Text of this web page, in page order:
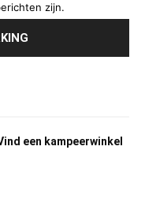
zijn.
een kampeerwinkel